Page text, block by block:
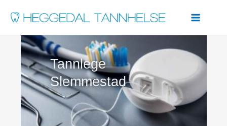
innholdet
Tannlege
Slemmestad